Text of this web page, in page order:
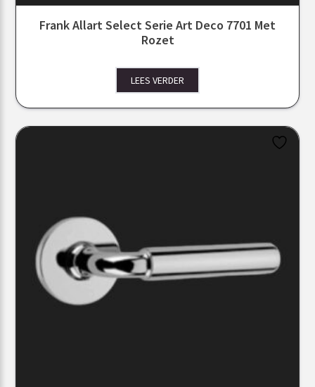
Frank Allart Select Serie Art Deco 7701 Met
Rozet
LEES VERDER